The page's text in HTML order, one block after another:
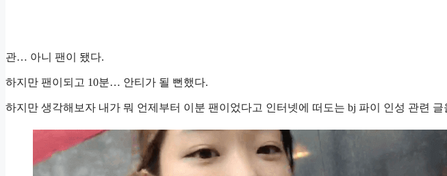
관… 아니 팬이 됐다.
하지만 팬이되고 10분… 안티가 될 뻔했다.
하지만 생각해보자 내가 뭐 언제부터 이분 팬이었다고 인터넷에 떠도는 bj 파이 인성 관련